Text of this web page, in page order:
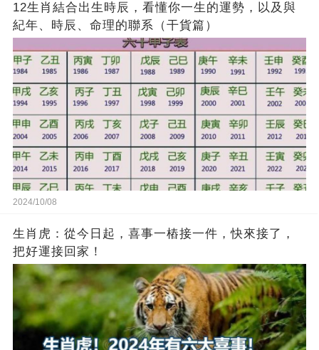
12生肖結合出生時辰，看懂你一生的運勢，以及與
紀年、時辰、命理的聯系（干貨篇）
2024/10/08
生肖虎：從今日起，喜事一樁接一件，快來接了，
把好運接回家！